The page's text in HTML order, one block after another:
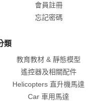
會員註冊
忘記密碼
類
教育教材 & 靜態模型
遙控器及相關配件
Helicopters 直升機馬達
Car 車用馬達